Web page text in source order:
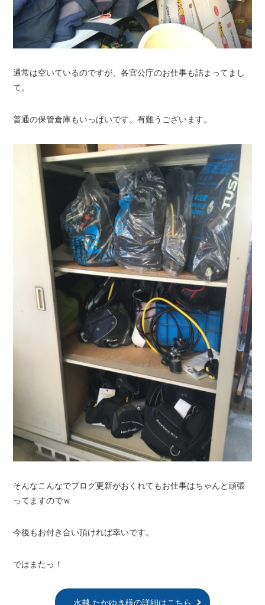
通常は空いているのですが、各官公庁のお仕事も詰まってまし
て。
普通の保管倉庫もいっぱいです。有難うございます。
そんなこんなでブログ更新がおくれてもお仕事はちゃんと頑張
ってますのでｗ
今後もお付き合い頂ければ幸いです。
ではまたっ！
水越 たかゆき様の詳細はこちら